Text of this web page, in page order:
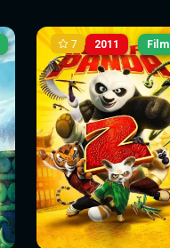
2011
Sledovat
nyní
7 Film
Sledovat nyní